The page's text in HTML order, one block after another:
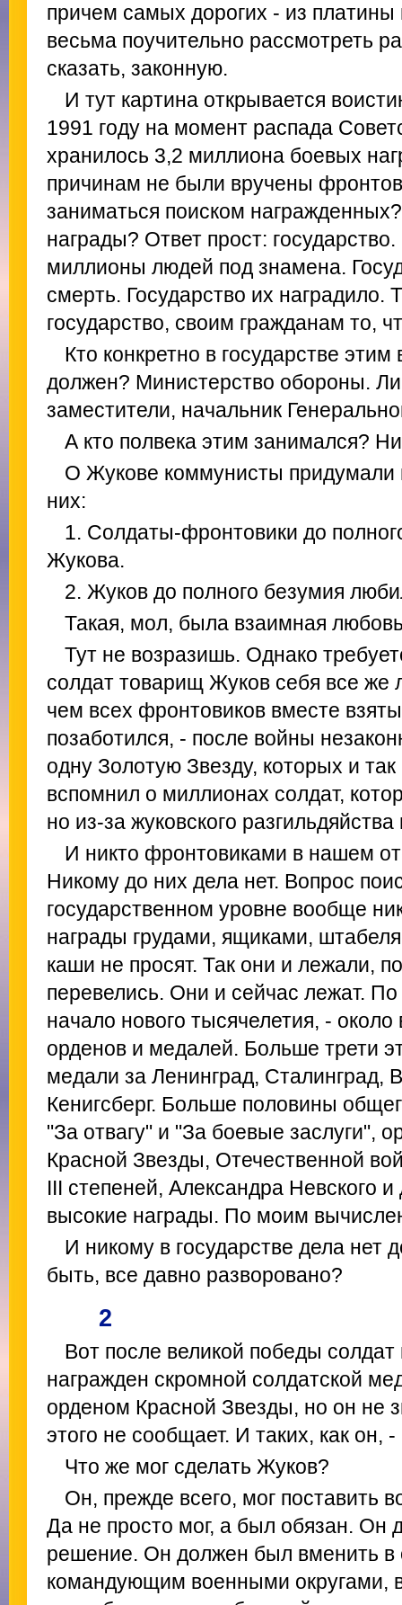
причем самых дорогих - из
весьма поучительно рассмотреть
сказать, законную.
И тут картина открывается
1991 году на момент распада
хранилось 3,2 миллиона боевых
причинам не были вручены
заниматься поиском
награды? Ответ прост:
миллионы людей под знамена.
смерть. Государство их наградило.
государство, своим гражданам то,
Кто конкретно в государстве
должен? Министерство обороны.
заместители, начальник
А кто полвека этим занимался?
О Жукове коммунисты придумали
них:
1. Солдаты-фронтовики до
Жукова.
2. Жуков до полного безумия
Такая, мол, была взаимная
Тут не возразишь. Однако
солдат товарищ Жуков себя все же
чем всех фронтовиков вместе
позаботился, - после войны
одну Золотую Звезду, которых и
вспомнил о миллионах солдат,
но из-за жуковского
И никто фронтовиками в нашем
Никому до них дела нет. Вопрос
государственном уровне вообще
награды грудами, ящиками,
каши не просят. Так они и лежали,
перевелись. Они и сейчас лежат.
начало нового тысячелетия, -
орденов и медалей. Больше трети
медали за Ленинград, Сталинград,
Кенигсберг. Больше половины
"За отвагу" и "За боевые заслуги",
Красной Звезды, Отечественной
III степеней, Александра Невского
высокие награды. По моим
И никому в государстве дела нет
быть, все давно разворовано?
2
Вот после великой победы
награжден скромной солдатской
орденом Красной Звезды, но он не
этого не сообщает. И таких, как он,
Что же мог сделать Жуков?
Он, прежде всего, мог поставить
Да не просто мог, а был обязан. Он
решение. Он должен был вменить в
командующим военными округами,